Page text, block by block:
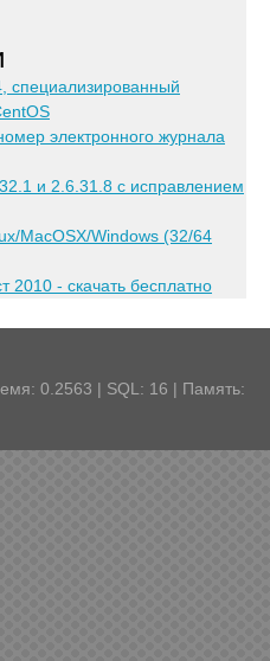
специализированный
электронного журнала
и 2.6.31.8 с исправлением
MacOSX/Windows (32/64
2010 - скачать бесплатно
0.2563 | SQL: 16 | Память: